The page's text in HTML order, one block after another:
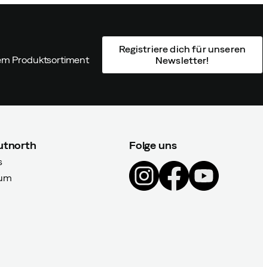
Produktsortiment
Registriere dich für unseren
Newsletter!
Folge uns